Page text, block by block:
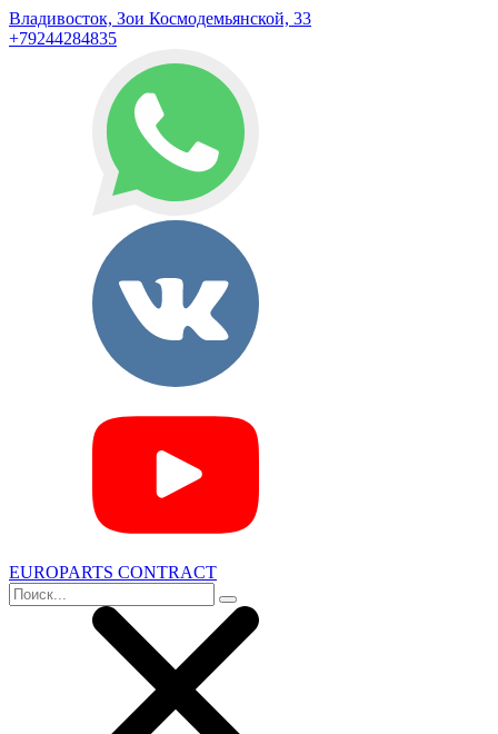
Владивосток, Зои Космодемьянской, 33
+79244284835
EUROPARTS CONTRACT